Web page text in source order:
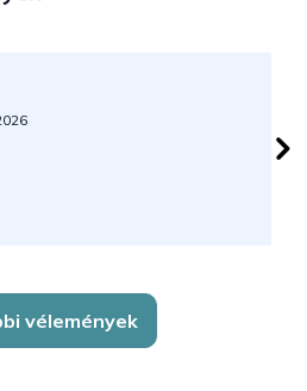
5-ből 5 csillag.
vélemények